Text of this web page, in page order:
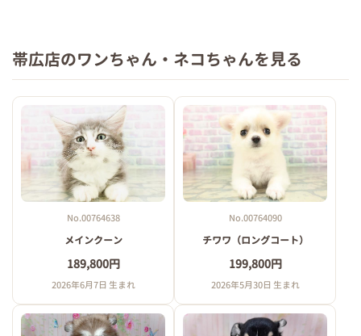
帯広店のワンちゃん・ネコちゃんを見る
No.00764638
メインクーン
189,800円
2026年6月7日 生まれ
No.00764090
チワワ（ロングコート）
199,800円
2026年5月30日 生まれ